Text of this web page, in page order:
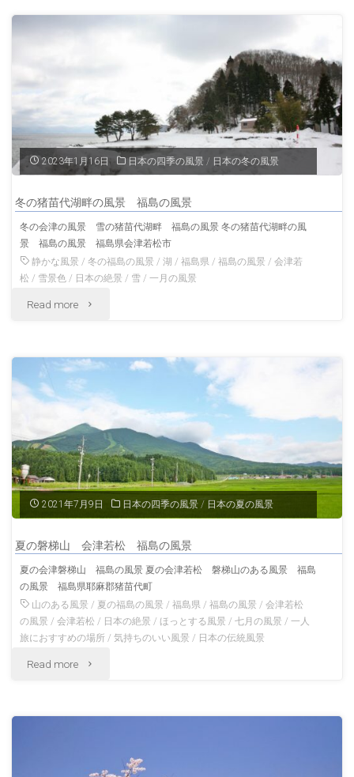
福
城
会
若
松
福
島
風
景"
2023年1月16日 日本の四季の風景 / 日本の冬の風景
冬の猪苗代湖畔の風景 福島の風景
冬の会津の風景 雪の猪苗代湖畔 福島の風景 冬の猪苗代湖畔の風
景 福島の風景 福島県会津若松市
静かな風景 /冬の福島の風景 /湖 /福島県 /福島の風景 /会津若
松 / 雪景色 / 日本の絶景 / 雪 /一月の風景
Read more "冬
猪
苗
代
湖
畔
風
景
福
風
2021年7月9日 日本の四季の風景 / 日本の夏の風景
夏の磐梯山 会津若松 福島の風景
夏の会津磐梯山 福島の風景 夏の会津若松 磐梯山のある風景 福島
の風景 福島県耶麻郡猪苗代町
山のある風景 / 夏の福島の風景 /福島県 /福島の風景 /会津若松
の風景 /会津若松 / 日本の絶景 /ほっとする風景 /七月の風景 /一人
旅におすすめの場所 /気持ちのいい風景 / 日本の伝統風景
Read more "夏